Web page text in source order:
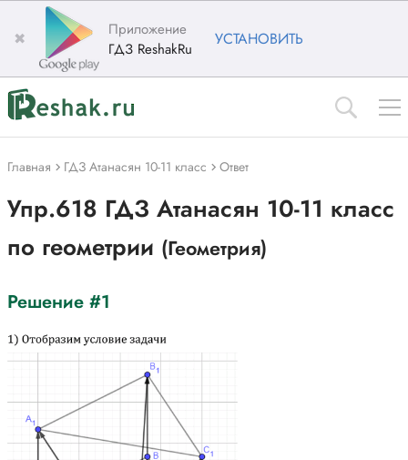
✖
Приложение
ГДЗ ReshakRu
УСТАНОВИТЬ
Главная ГДЗ Атанасян 10-11 класс Ответ
Упр.618 ГДЗ Атанасян 10-11 класс
по геометрии (Геометрия)
Решение #1